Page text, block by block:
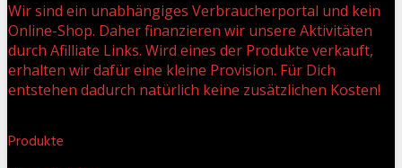
Wir sind ein unabhängiges Verbraucherportal und kein
Online-Shop. Daher finanzieren wir unsere Aktivitäten
durch Afilliate Links. Wird eines der Produkte verkauft,
erhalten wir dafür eine kleine Provision. Für Dich
entstehen dadurch natürlich keine zusätzlichen Kosten!
Produkte